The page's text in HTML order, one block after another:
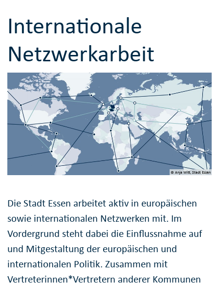
Internationale
Netzwerkarbeit
© Anja Witt, Stadt Essen
Die Stadt Essen arbeitet aktiv in europäischen
sowie internationalen Netzwerken mit. Im
Vordergrund steht dabei die Einflussnahme auf
und Mitgestaltung der europäischen und
internationalen Politik. Zusammen mit
Vertreterinnen*Vertretern anderer Kommunen